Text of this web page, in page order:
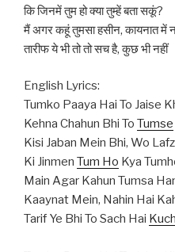
कि जिनमें तुम हो क्या तुम्हें बता सकूं?
मैं अगर कहूं तुमसा हसीन, कायनात में
तारीफ ये भी तो तो सच है, कुछ भी नहीं
English Lyrics:
Tumko Paaya Hai To Jaise
Kehna Chahun Bhi To Tumse
Kisi Jaban Mein Bhi, Wo
Ki Jinmen Tum Ho Kya
Main Agar Kahun Tumsa
Kaaynat Mein, Nahin Hai
Tarif Ye Bhi To Sach Hai